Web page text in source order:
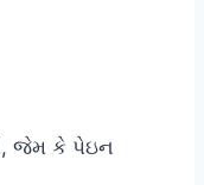
જેમ કે પેઇન